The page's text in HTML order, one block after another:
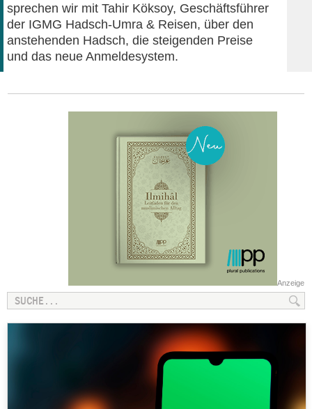
sprechen wir mit Tahir Köksoy, Geschäftsführer
der IGMG Hadsch-Umra & Reisen, über den
anstehenden Hadsch, die steigenden Preise
und das neue Anmeldesystem.
Anzeige